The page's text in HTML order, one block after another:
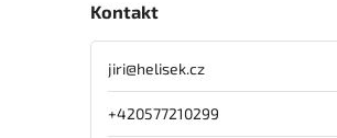
Kontakt
jiri@helisek.cz
+420577210299